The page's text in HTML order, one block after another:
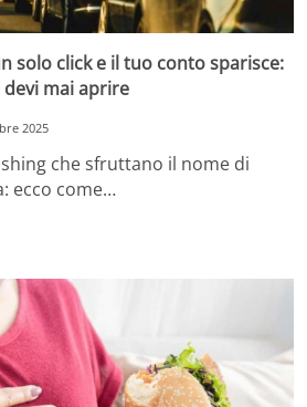
solo click e il tuo conto sparisce:
devi mai aprire
2025
che sfruttano il nome di
ecco come…